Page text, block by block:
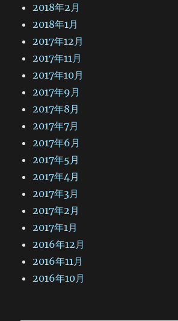
2018年2月
2018年1月
2017年12月
2017年11月
2017年10月
2017年9月
2017年8月
2017年7月
2017年6月
2017年5月
2017年4月
2017年3月
2017年2月
2017年1月
2016年12月
2016年11月
2016年10月